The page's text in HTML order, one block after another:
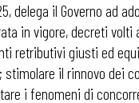
delega il Governo ad
in vigore, decreti volti
retributivi giusti ed
stimolare il rinnovo dei
i fenomeni di